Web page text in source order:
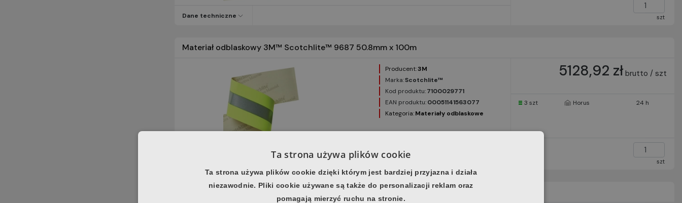
Dane techniczne szt
Materiał odblaskowy 3M™ Scotchlite™ 9687 50.8mm x 100m
Producent:3M
Marka:Scotchlite™
Kod produktu:7100029771
EAN produktu:00051141563077
Kategoria:Materiały odblaskowe
5128,92 zł brutto / szt
3 szt Horus 24 h
szt
3m 8987 50x100mb taśma odblask.żółta
Ta strona używa plików cookie
Ta strona używa plików cookie dzięki którym jest bardziej przyjazna i działa
niezawodnie. Pliki cookie używane są także do personalizacji reklam oraz
pomagają mierzyć ruchu na stronie.